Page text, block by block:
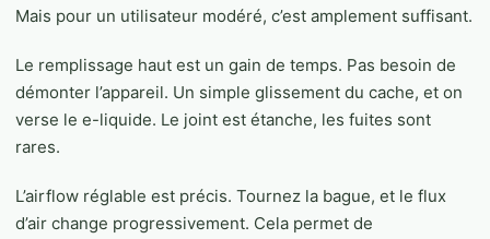
Mais pour un utilisateur modéré, c’est amplement suffisant.
Le remplissage haut est un gain de temps. Pas besoin de
démonter l’appareil. Un simple glissement du cache, et on
verse le e-liquide. Le joint est étanche, les fuites sont
rares.
L’airflow réglable est précis. Tournez la bague, et le flux
d’air change progressivement. Cela permet de